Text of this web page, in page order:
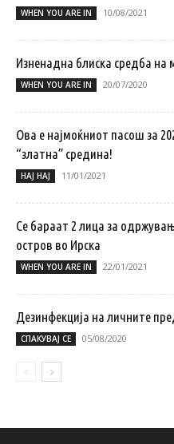
WHEN YOU ARE IN 10/08/2021
Изненадна блиска средба на
WHEN YOU ARE IN 20/07/2020
Ова е најмоќниот пасош за
“златна” средина!
НАЈ НАЈ 11/01/2021
Се бараат 2 лица за
остров во Ирска
WHEN YOU ARE IN 22/01/2021
Дезинфекција на личните
СПАКУВАЈ СЕ 05/08/2020